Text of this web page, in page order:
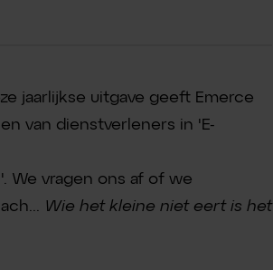
jaarlijkse uitgave geeft Emerce
van dienstverleners in 'E-
We vragen ons af of we
Wie het kleine niet eert is het